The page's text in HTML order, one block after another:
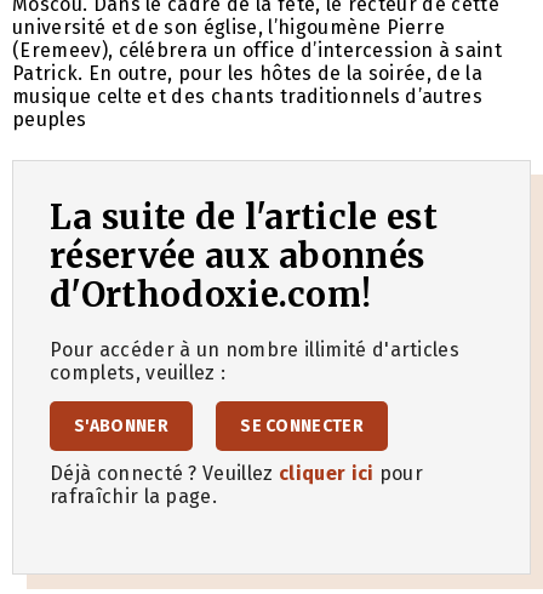
université et de son église, l’higoumène Pierre
(Eremeev), célébrera un office d’intercession à saint
Patrick. En outre, pour les hôtes de la soirée, de la
musique celte et des chants traditionnels d’autres
peuples
La suite de l'article est
réservée aux abonnés
d'Orthodoxie.com!
Pour accéder à un nombre illimité d'articles
complets, veuillez :
S'ABONNER SE CONNECTER
Déjà connecté ? Veuillez cliquer ici pour
rafraîchir la page.